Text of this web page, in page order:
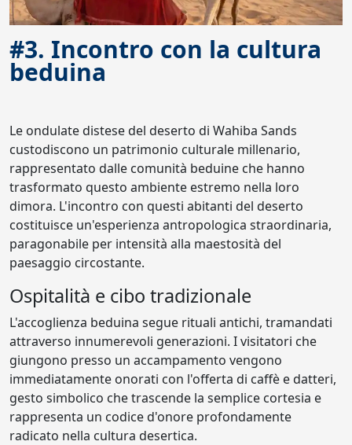
#3. Incontro con la cultura
beduina
Le ondulate distese del deserto di Wahiba Sands
custodiscono un patrimonio culturale millenario,
rappresentato dalle comunità beduine che hanno
trasformato questo ambiente estremo nella loro
dimora. L'incontro con questi abitanti del deserto
costituisce un'esperienza antropologica straordinaria,
paragonabile per intensità alla maestosità del
paesaggio circostante.
Ospitalità e cibo tradizionale
L'accoglienza beduina segue rituali antichi, tramandati
attraverso innumerevoli generazioni. I visitatori che
giungono presso un accampamento vengono
immediatamente onorati con l'offerta di caffè e datteri,
gesto simbolico che trascende la semplice cortesia e
rappresenta un codice d'onore profondamente
radicato nella cultura desertica.